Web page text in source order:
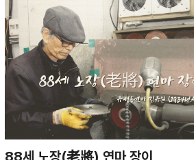
88세 노장(老將) 연마 장이